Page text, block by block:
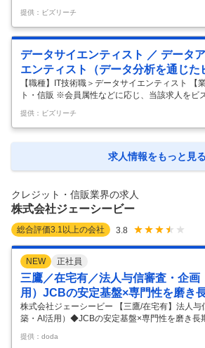
された際に内容が異なる場合があります 【当社
ヨタグループの金融分野を担う中核企業として
トカード事業等の金融・決済サービスを展開し
は100年に一度の変革期と言われている昨今の
ヨタならではの安心・安全な金融サービスの開
ド感をもって挑戦し続けています。 ＜事業例＞
の販売店(約5,000店舗)の強固なネットワークを
提供：ビズリーチ
データサイエンティスト ／ データ
エンティスト（データ分析を通じた
0万人の顧客基盤）
【職種】IT技術職＞データサイエンティスト 【
ト・信販 ※会員属性などに応じ、当該求人をビ
際に内容が異なる場合があります 【当社につき
ループの金融分野を担う中核企業として、自動
ド事業等の金融・決済サービスを展開しており
術やネットワークを活用し、既存の金融機関と
ルを創り出してまいりました。 ＜事業例＞ ・自
の獲得チ …
提供：ビズリーチ
求人情報をもっと見る
クレジット・信販業界の求人
株式会社ジェーシービー
総合評価3.1 以上の会社 3.8
NEW 正社員
三鷹／在宅有／法人与信審査・企画
用）JCBの安定基盤×専門性を磨き
株式会社ジェーシービー 【三鷹/在宅有】法人
築・AI活用）◆JCBの安定基盤×専門性を磨き長
【三鷹/在宅有】法人与信審査・企画（基準構
基盤×専門性を磨き長期就業◎ 【具体的な仕事
提供：doda